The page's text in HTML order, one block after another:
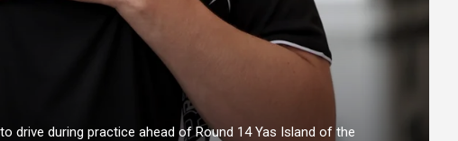
drive during practice ahead of Round 14 Yas Island of the